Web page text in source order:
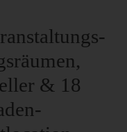
& 18